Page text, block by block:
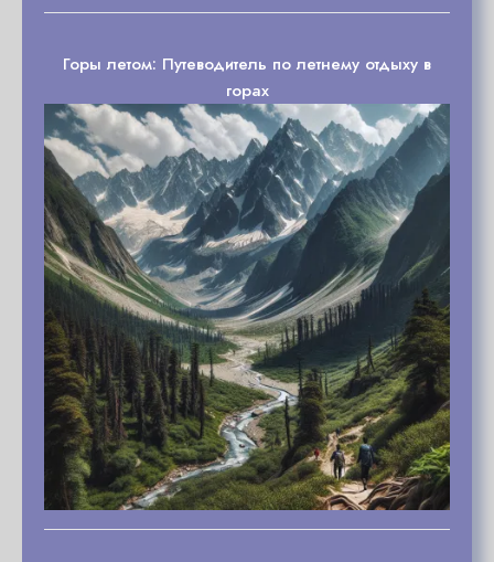
Горы летом: Путеводитель по летнему отдыху в
горах